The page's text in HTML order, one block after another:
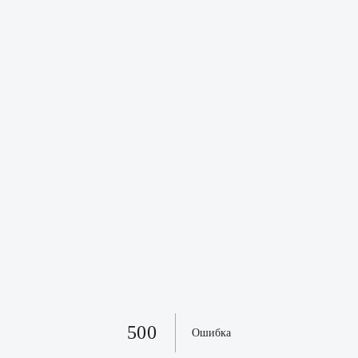
500 Ошибка